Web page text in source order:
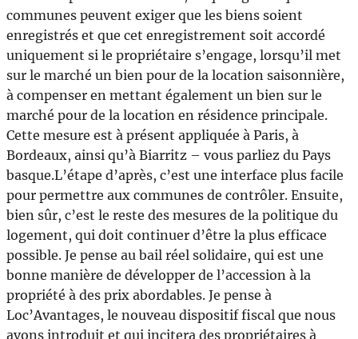
communes peuvent exiger que les biens soient
enregistrés et que cet enregistrement soit accordé
uniquement si le propriétaire s’engage, lorsqu’il met
sur le marché un bien pour de la location saisonnière,
à compenser en mettant également un bien sur le
marché pour de la location en résidence principale.
Cette mesure est à présent appliquée à Paris, à
Bordeaux, ainsi qu’à Biarritz – vous parliez du Pays
basque.L’étape d’après, c’est une interface plus facile
pour permettre aux communes de contrôler. Ensuite,
bien sûr, c’est le reste des mesures de la politique du
logement, qui doit continuer d’être la plus efficace
possible. Je pense au bail réel solidaire, qui est une
bonne manière de développer de l’accession à la
propriété à des prix abordables. Je pense à
Loc’Avantages, le nouveau dispositif fiscal que nous
avons introduit et qui incitera des propriétaires à